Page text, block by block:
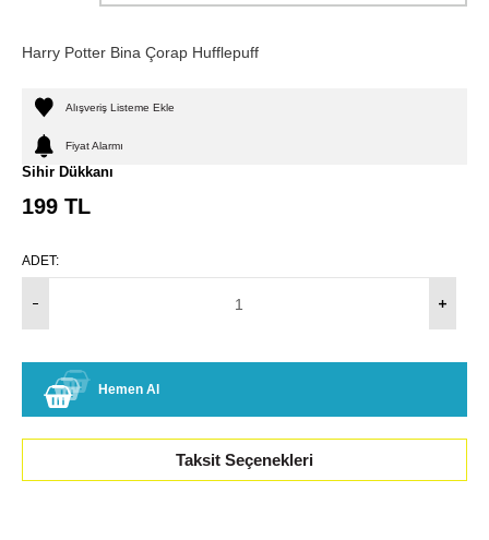
Harry Potter Bina Çorap Hufflepuff
Alışveriş Listeme Ekle
Fiyat Alarmı
Sihir Dükkanı
199 TL
ADET:
Hemen Al
Taksit Seçenekleri